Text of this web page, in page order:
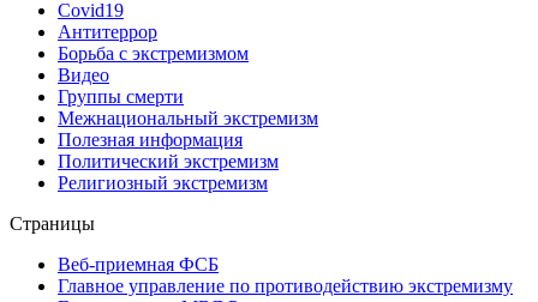
Covid19
Антитеррор
Борьба с экстремизмом
Видео
Группы смерти
Межнациональный экстремизм
Полезная информация
Политический экстремизм
Религиозный экстремизм
Страницы
Веб-приемная ФСБ
Главное управление по противодействию экстремизму